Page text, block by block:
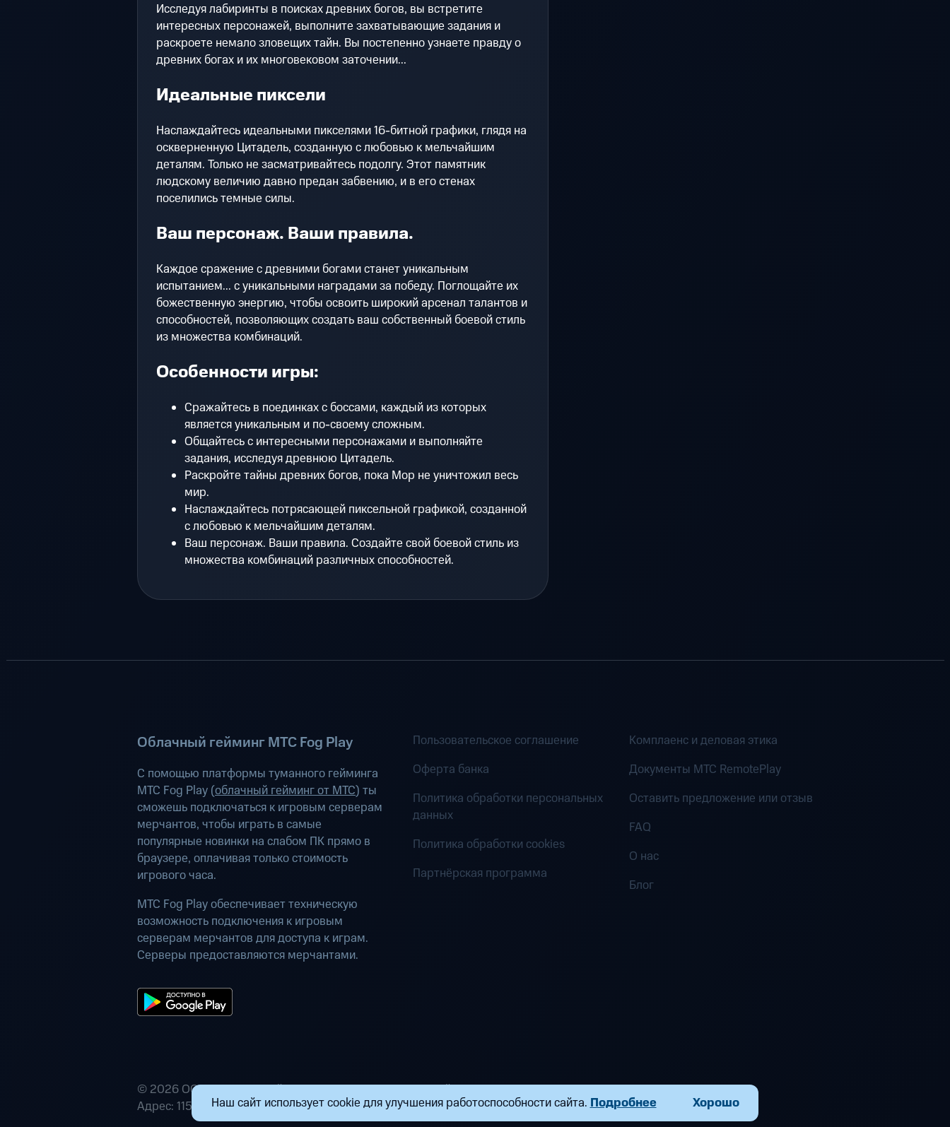
Наш сайт использует cookie для улучшения работоспособности сайта.Подробнее Хорошо
Исследуя лабиринты в поисках древних богов, вы встретите
интересных персонажей, выполните захватывающие задания и
раскроете немало зловещих тайн. Вы постепенно узнаете правду о
древних богах и их многовековом заточении...
Идеальные пиксели
Наслаждайтесь идеальными пикселями 16-битной графики, глядя на
оскверненную Цитадель, созданную с любовью к мельчайшим
деталям. Только не засматривайтесь подолгу. Этот памятник
людскому величию давно предан забвению, и в его стенах
поселились темные силы.
Ваш персонаж. Ваши правила.
Каждое сражение с древними богами станет уникальным
испытанием... с уникальными наградами за победу. Поглощайте их
божественную энергию, чтобы освоить широкий арсенал талантов и
способностей, позволяющих создать ваш собственный боевой стиль
из множества комбинаций.
Особенности игры:
Сражайтесь в поединках с боссами, каждый из которых
является уникальным и по-своему сложным.
Общайтесь с интересными персонажами и выполняйте
задания, исследуя древнюю Цитадель.
Раскройте тайны древних богов, пока Мор не уничтожил весь
мир.
Наслаждайтесь потрясающей пиксельной графикой, созданной
с любовью к мельчайшим деталям.
Ваш персонаж. Ваши правила. Создайте свой боевой стиль из
множества комбинаций различных способностей.
Облачный гейминг МТС Fog Play
С помощью платформы туманного гейминга
МТС Fog Play (облачный гейминг от МТС) ты
сможешь подключаться к игровым серверам
мерчантов, чтобы играть в самые
популярные новинки на слабом ПК прямо в
браузере, оплачивая только стоимость
игрового часа.
МТС Fog Play обеспечивает техническую
возможность подключения к игровым
серверам мерчантов для доступа к играм.
Серверы предоставляются мерчантами.
Пользовательское соглашение
Оферта банка
Политика обработки персональных
данных
Политика обработки cookies
Партнёрская программа
Комплаенс и деловая этика
Документы MTC RemotePlay
Оставить предложение или отзыв
FAQ
О нас
Блог
© 2026 ООО «Маркетплейс распределенных вычислений». Все права защищены
Адрес: 115432, г. Москва, пр-кт Андропова, д. 18, к. 9 Почта:fogplay@mts.ru